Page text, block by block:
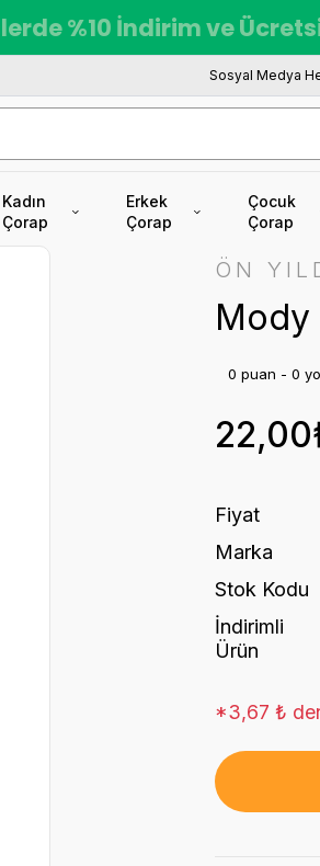
%10 İndirim ve
Sosyal Medya
Kadın
Çorap
Erkek
Çorap
Çocuk
Çorap
ÖN
Mody
0 puan - 0
Fiyat
Marka
Stok Kodu
İndirimli
Ürün
*3,67 ₺